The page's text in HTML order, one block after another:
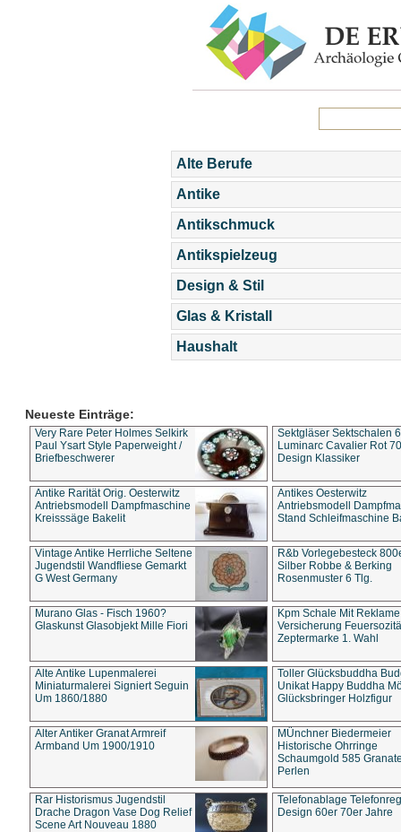
Alte Berufe
Antike
Antikschmuck
Antikspielzeug
Design & Stil
Glas & Kristall
Haushalt
Neueste Einträge:
Very Rare Peter Holmes Selkirk
Paul Ysart Style Paperweight /
Briefbeschwerer
Sektgläser Sektschalen
Luminarc Cavalier Rot
Design Klassiker
Antike Rarität Orig. Oesterwitz
Antriebsmodell Dampfmaschine
Kreisssäge Bakelit
Antikes Oesterwitz
Antriebsmodell
Stand Schleifmaschine
Vintage Antike Herrliche Seltene
Jugendstil Wandfliese Gemarkt
G West Germany
R&b Vorlegebesteck
Silber Robbe & Berking
Rosenmuster 6 Tlg.
Murano Glas - Fisch 1960?
Glaskunst Glasobjekt Mille Fiori
Kpm Schale Mit Reklame
Versicherung
Zeptermarke 1. Wahl
Alte Antike Lupenmalerei
Miniaturmalerei Signiert Seguin
Um 1860/1880
Toller Glücksbuddha
Unikat Happy Buddha
Glücksbringer Holzfigur
Alter Antiker Granat Armreif
Armband Um 1900/1910
MÜnchner Biedermeier
Historische Ohrringe
Schaumgold 585
Perlen
Rar Historismus Jugendstil
Drache Dragon Vase Dog Relief
Scene Art Nouveau 1880
Telefonablage
Design 60er 70er Jahre